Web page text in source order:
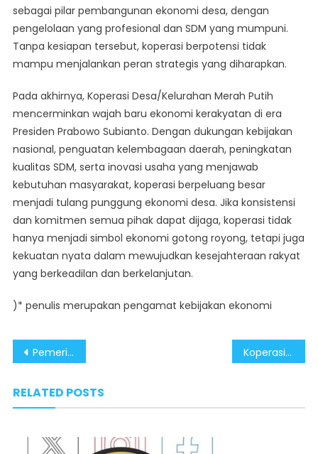
sebagai pilar pembangunan ekonomi desa, dengan
pengelolaan yang profesional dan SDM yang mumpuni.
Tanpa kesiapan tersebut, koperasi berpotensi tidak
mampu menjalankan peran strategis yang diharapkan.
Pada akhirnya, Koperasi Desa/Kelurahan Merah Putih
mencerminkan wajah baru ekonomi kerakyatan di era
Presiden Prabowo Subianto. Dengan dukungan kebijakan
nasional, penguatan kelembagaan daerah, peningkatan
kualitas SDM, serta inovasi usaha yang menjawab
kebutuhan masyarakat, koperasi berpeluang besar
menjadi tulang punggung ekonomi desa. Jika konsistensi
dan komitmen semua pihak dapat dijaga, koperasi tidak
hanya menjadi simbol ekonomi gotong royong, tetapi juga
kekuatan nyata dalam mewujudkan kesejahteraan rakyat
yang berkeadilan dan berkelanjutan.
)* penulis merupakan pengamat kebijakan ekonomi
Post
Pemerintah Tegaskan KUHAP dan KUHP Tidak Membungkam Kritik Koperasi Merah Putih Perlihatkan Arah Baru Kebijakan Ekonomi Rakyat
RELATED POSTS